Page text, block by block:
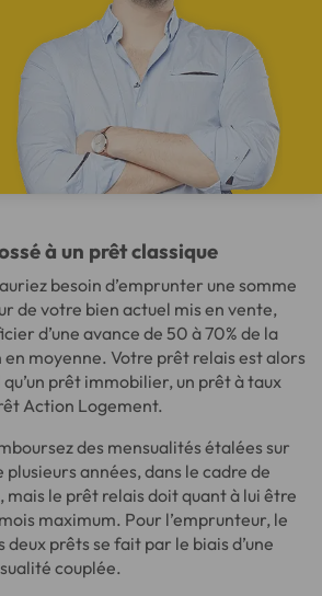
à un prêt classique
besoin d’emprunter une somme
de votre bien actuel mis en vente,
d’une avance de 50 à 70% de la
moyenne. Votre prêt relais est alors
prêt immobilier, un prêt à taux
Action Logement.
des mensualités étalées sur
plusieurs années, dans le cadre de
mais le prêt relais doit quant à lui être
maximum. Pour l’emprunteur, le
prêts se fait par le biais d’une
couplée.